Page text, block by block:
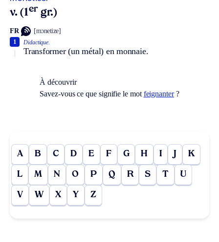
v. (1er gr.)
FR [mɔnetize]
Didactique.
Transformer (un métal) en monnaie.
1
À découvrir
Savez-vous ce que signifie le mot feignanter?
A B C D E F G H I J K
L M N O P Q R S T U
V W X Y Z